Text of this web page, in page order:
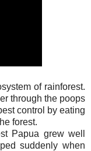
of rainforest.
through the poops
control by eating
forest.
Papua grew well
suddenly when